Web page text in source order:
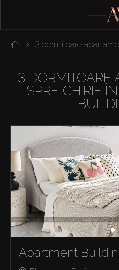
3 dormitoare
3 DORMITOARE
SPRE CHIRIE
Apartment